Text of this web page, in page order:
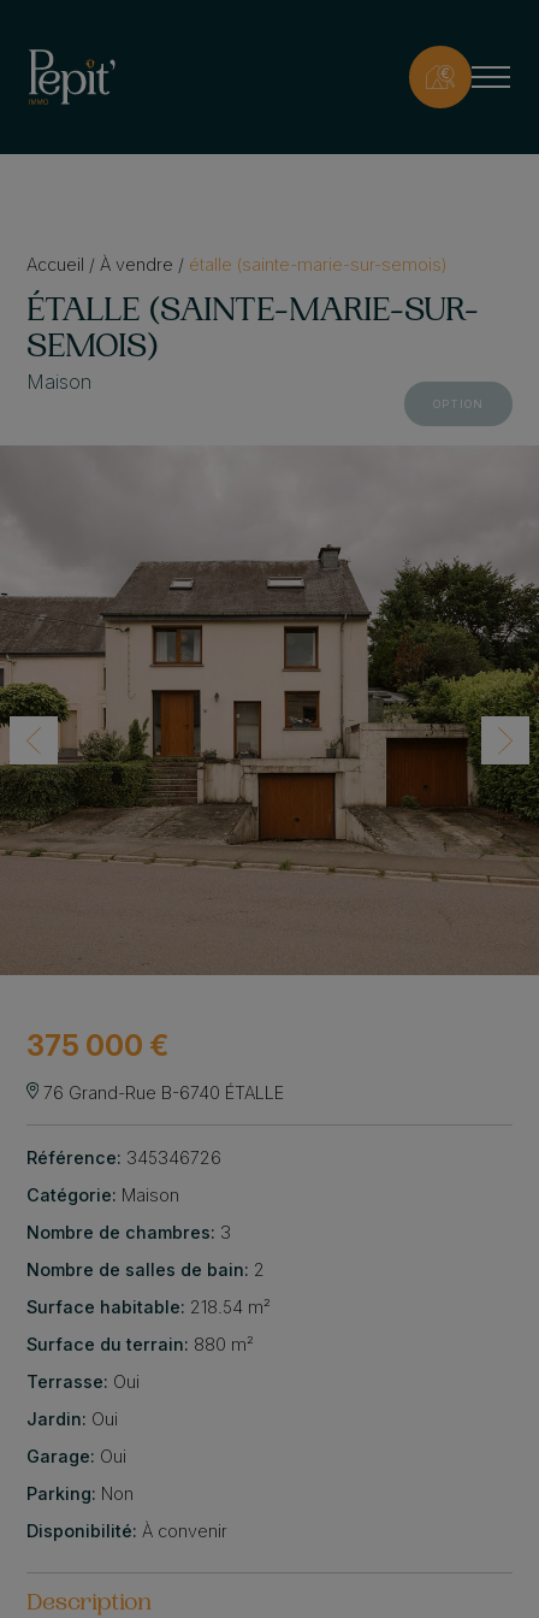
Accueil / À vendre / étalle (sainte-marie-sur-semois)
ÉTALLE (SAINTE-MARIE-SUR-
SEMOIS)
Maison
OPTION
76 Grand-Rue B-6740 ÉTALLE
375 000 €
Référence: 345346726
Catégorie: Maison
Nombre de chambres: 3
Nombre de salles de bain: 2
Surface habitable: 218.54 m²
Surface du terrain: 880 m²
Terrasse: Oui
Jardin: Oui
Garage: Oui
Parking: Non
Disponibilité: À convenir
Description